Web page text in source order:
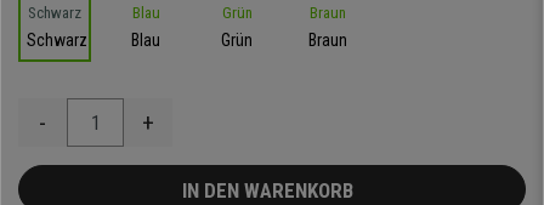
Schwarz Blau Grün Braun
- +
IN DEN WARENKORB